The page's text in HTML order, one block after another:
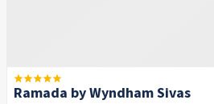
Ramada by Wyndham Sivas